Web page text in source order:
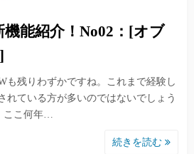
機能紹介！No02：[オブ
も残りわずかですね。これまで経験し
れている方が多いのではないでしょう
ここ何年…
続きを読む